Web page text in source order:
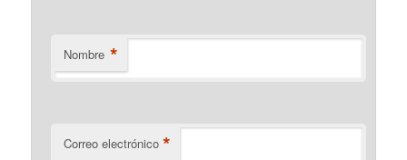
Nombre *
Correo electrónico *